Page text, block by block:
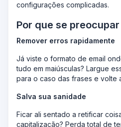
configurações complicadas.
Por que se
Remover erros rapidamente
Já viste o formato de email
tudo em maiúsculas? Largue
para o caso das frases e volte
Salva sua sanidade
Ficar ali sentado a retificar
capitalização? Perda total de